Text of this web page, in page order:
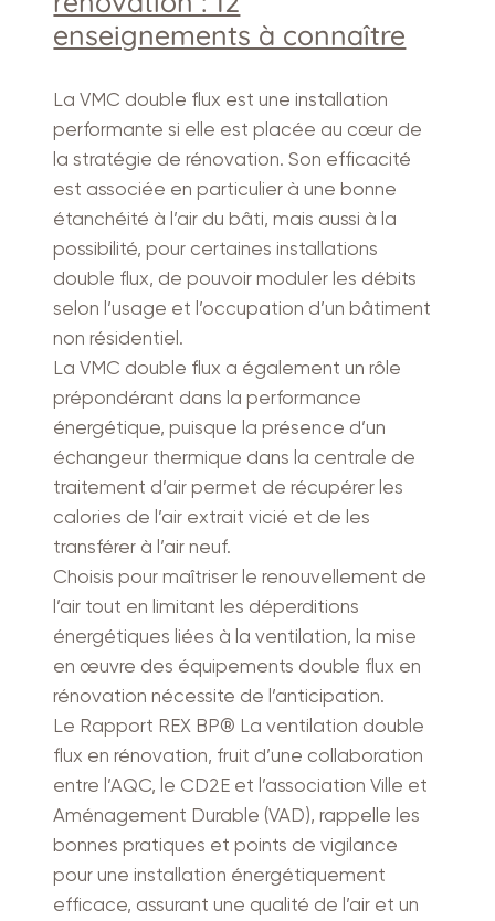
enseignements à connaître
La VMC double flux est une installation
performante si elle est placée au cœur de
la stratégie de rénovation. Son efficacité
est associée en particulier à une bonne
étanchéité à l’air du bâti, mais aussi à la
possibilité, pour certaines installations
double flux, de pouvoir moduler les débits
selon l’usage et l’occupation d’un bâtiment
non résidentiel.
La VMC double flux a également un rôle
prépondérant dans la performance
énergétique, puisque la présence d’un
échangeur thermique dans la centrale de
traitement d’air permet de récupérer les
calories de l’air extrait vicié et de les
transférer à l’air neuf.
Choisis pour maîtriser le renouvellement de
l’air tout en limitant les déperditions
énergétiques liées à la ventilation, la mise
en œuvre des équipements double flux en
rénovation nécessite de l’anticipation.
Le Rapport REX BP® La ventilation double
flux en rénovation, fruit d’une collaboration
entre l’AQC, le CD2E et l’association Ville et
Aménagement Durable (VAD), rappelle les
bonnes pratiques et points de vigilance
pour une installation énergétiquement
efficace, assurant une qualité de l’air et un